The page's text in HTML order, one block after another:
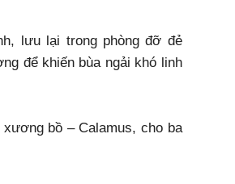
lưu lại trong phòng đỡ đẻ
để khiến bùa ngải khó linh
bồ – Calamus, cho ba